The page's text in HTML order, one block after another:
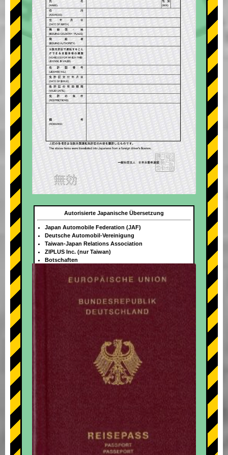
+
Autorisierte Japanische Übersetzung
Japan Automobile Federation (JAF)
Deutsche Automobil-Vereinigung
Taiwan-Japan Relations Association
ZIPLUS Inc. (nur Taiwan)
Botschaften